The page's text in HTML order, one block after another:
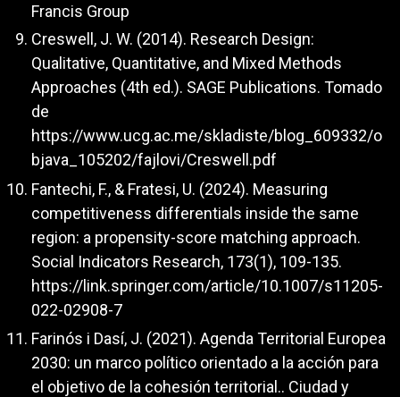
Francis Group
Creswell, J. W. (2014). Research Design:
Qualitative, Quantitative, and Mixed Methods
Approaches (4th ed.). SAGE Publications. Tomado
de
https://www.ucg.ac.me/skladiste/blog_609332/o
bjava_105202/fajlovi/Creswell.pdf
Fantechi, F., & Fratesi, U. (2024). Measuring
competitiveness differentials inside the same
region: a propensity-score matching approach.
Social Indicators Research, 173(1), 109-135.
https://link.springer.com/article/10.1007/s11205-
022-02908-7
Farinós i Dasí, J. (2021). Agenda Territorial Europea
2030: un marco político orientado a la acción para
el objetivo de la cohesión territorial.. Ciudad y